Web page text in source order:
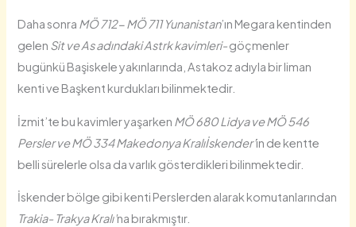
Daha sonra MÖ 712- MÖ 711 Yunanistan’ın Megara kentinden
gelen Sit ve As adındaki Astrk kavimleri-göçmenler
bugünkü Başiskele yakınlarında, Astakoz adıyla bir liman
kenti ve Başkent kurdukları bilinmektedir.
İzmit’te bu kavimler yaşarken MÖ 680 Lidya ve MÖ 546
Persler ve MÖ 334 Makedonya Kralıİskender’in de kentte
belli sürelerle olsa da varlık gösterdikleri bilinmektedir.
İskender bölge gibi kenti Perslerden alarak komutanlarından
Trakia- Trakya Kralı’na bırakmıştır.